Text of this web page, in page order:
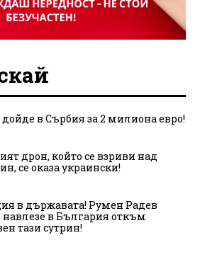
в Сърбия за 2 милиона евро!
дрон, който се взриви над
се оказа украински!
в държавата! Румен Радев
в България откъм
тази сутрин!